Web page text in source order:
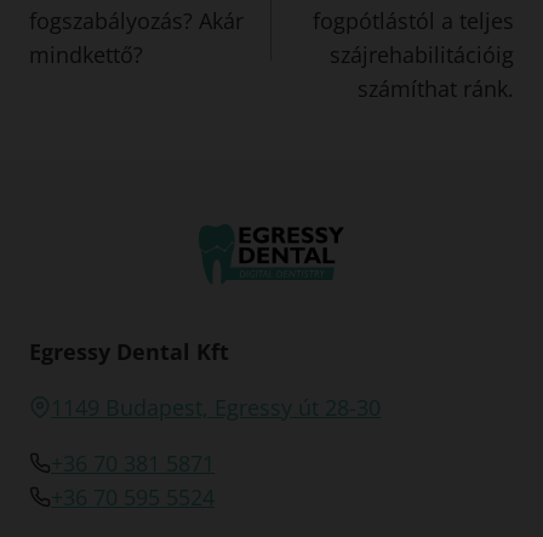
navigáció
fogszabályozás? Akár
mindkettő?
fogpótlástól a teljes
szájrehabilitációig
számíthat ránk.
Egressy Dental Kft
1149 Budapest, Egressy út 28-30
+36 70 381 5871
+36 70 595 5524